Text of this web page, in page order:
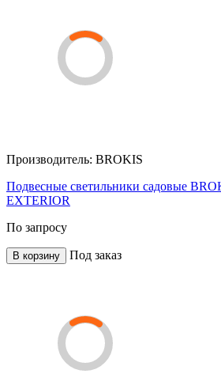
Производитель: BROKIS
Подвесные светильники садовые
EXTERIOR
По запросу
В корзину Под заказ